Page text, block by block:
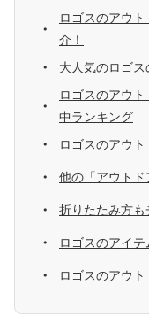
ロゴスのアウ
介！
大人気のロゴス
ロゴスのアウ
中ランキング
ロゴスのアウ
他の「アウトド
折りたたみ方も
ロゴスのアイテ
ロゴスのアウト